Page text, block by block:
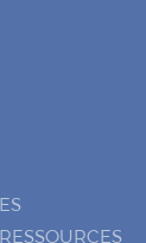
RESSOURCES